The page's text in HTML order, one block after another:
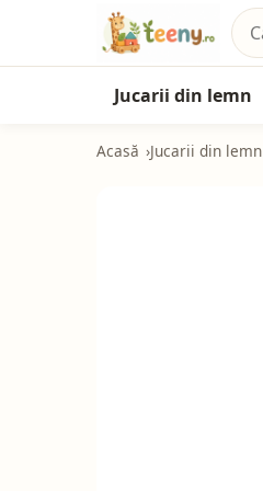
Jucarii din lemn
Acasă Jucarii din lemn